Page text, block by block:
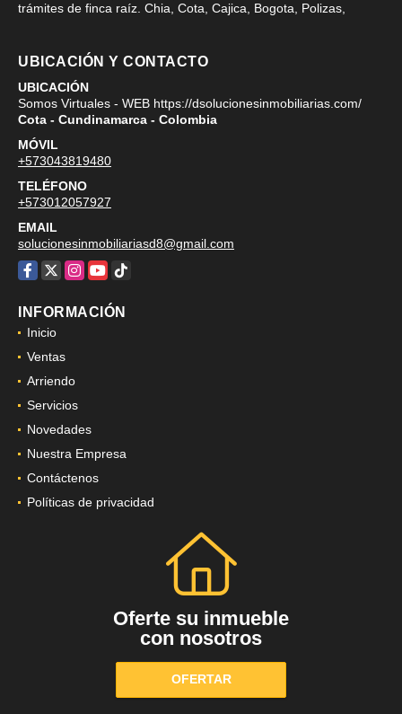
trámites de finca raíz. Chia, Cota, Cajica, Bogota, Polizas,
UBICACIÓN Y CONTACTO
UBICACIÓN
Somos Virtuales - WEB https://dsolucionesinmobiliarias.com/
Cota - Cundinamarca - Colombia
MÓVIL
+573043819480
TELÉFONO
+573012057927
EMAIL
solucionesinmobiliariasd8@gmail.com
Facebook
X Instagram
YouTube
TikTok
INFORMACIÓN
Inicio
Ventas
Arriendo
Servicios
Novedades
Nuestra Empresa
Contáctenos
Políticas de privacidad
Oferte su inmueble
con nosotros
OFERTAR